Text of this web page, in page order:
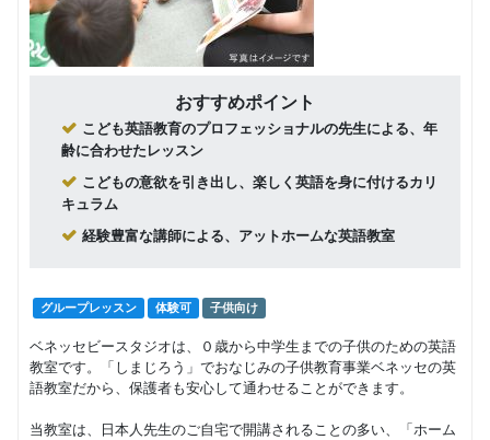
中学生コ
グループレッスン
7,000円(税込) / 月
回数：4 / 1セッション60分
おすすめポイント
こども英語教育のプロフェッショナルの先生による、年
齢に合わせたレッスン
こどもの意欲を引き出し、楽しく英語を身に付けるカリ
キュラム
経験豊富な講師による、アットホームな英語教室
グループレッスン 体験可 子供向け
ベネッセビースタジオは、０歳から中学生までの子供のための英語
教室です。「しまじろう」でおなじみの子供教育事業ベネッセの英
語教室だから、保護者も安心して通わせることができます。
当教室は、日本人先生のご自宅で開講されることの多い、「ホーム